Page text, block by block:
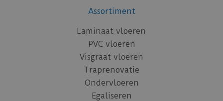
Assortiment
Laminaat vloeren
PVC vloeren
Visgraat vloeren
Traprenovatie
Ondervloeren
Egaliseren